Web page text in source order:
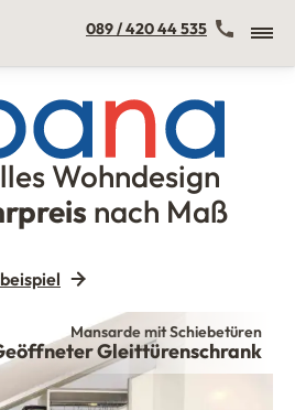
Wohndesign
nach Maß
089 / 420 44 535
Mansarde mit Schiebetüren
in der Mansarde
Mansarde mit Schiebetüren
Gleittürenschrank
Mansarde mit Schiebetüren
mit Schiebetüren im
Dachgeschoss
Mansarde mit Schiebetüren
Kommode
Mansarde mit Schiebetüren
Hosenauszug
Mansarde mit Schiebetüren
Hosenauszug
Mansarde mit Schiebetüren
Türdetail